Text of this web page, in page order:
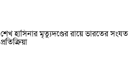
শেখ হাসিনার মৃত্যুদণ্ডের রায়ে ভারতের সংযত
প্রতিক্রিয়া